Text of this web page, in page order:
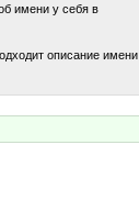
имени у себя в
описание имени